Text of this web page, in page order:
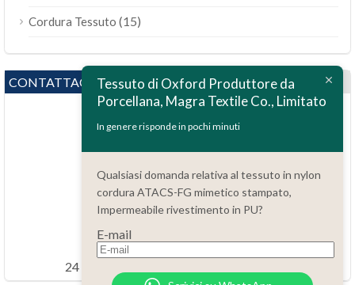
Cordura Tessuto (15)
CONTATTACI
Domande?
86.15051486055
order@china-fabrics.net
24 ore ogni giorno 7 giorni ogni settimana
Tessuto di Oxford Produttore da
Porcellana, Magra Textile Co., Limitato
In genere risponde in pochi minuti
Qualsiasi domanda relativa al tessuto in nylon
cordura ATACS-FG mimetico stampato,
Impermeabile rivestimento in PU?
E-mail